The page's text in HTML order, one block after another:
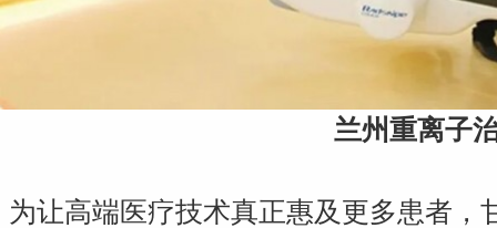
兰州重离子
为让高端医疗技术真正惠及更多患者，